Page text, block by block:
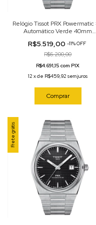
Relógio Tissot PRX
Automático Verde 40mm
R$5.519,00 -11%OFF
R$6.200,00
R$4.691,15 com PIX
12 xde R$459,92 sem juros
Comprar
Frete grátis